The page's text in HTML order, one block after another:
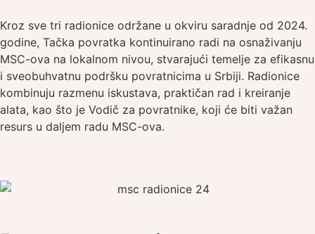
Kroz sve tri radionice održane u okviru saradnje od 2024.
godine, Tačka povratka kontinuirano radi na osnaživanju
MSC-ova na lokalnom nivou, stvarajući temelje za efikasnu
i sveobuhvatnu podršku povratnicima u Srbiji. Radionice
kombinuju razmenu iskustava, praktičan rad i kreiranje
alata, kao što je Vodič za povratnike, koji će biti važan
resurs u daljem radu MSC-ova.